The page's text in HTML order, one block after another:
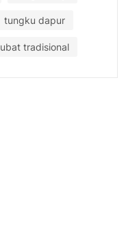
tungku dapur
ubat tradisional